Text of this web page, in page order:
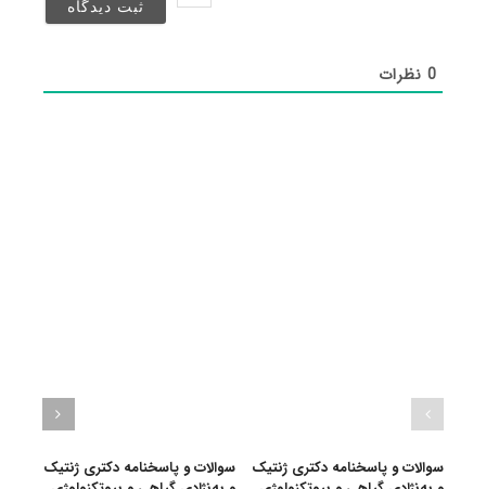
0نظرات
سوالات و پاسخنامه دکتری ژنتیک
سوالات و پاسخنامه دکتری ژنتیک